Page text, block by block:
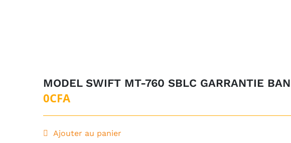
MODEL SWIFT MT-760 SBLC GARRANTIE
0CFA
Ajouter au panier